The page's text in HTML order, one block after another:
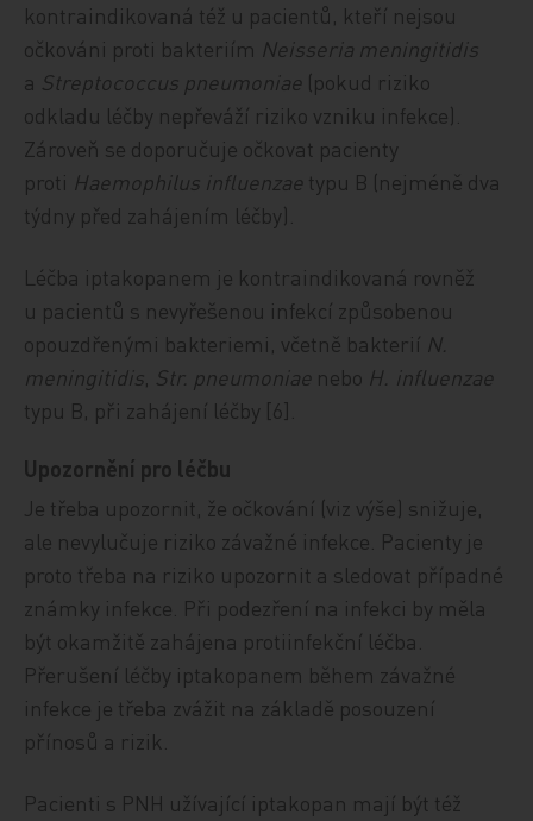
kontraindikovaná též u pacientů, kteří nejsou
očkováni proti bakteriím Neisseria meningitidis
a Streptococcus pneumoniae (pokud riziko
odkladu léčby nepřeváží riziko vzniku infekce).
Zároveň se doporučuje očkovat pacienty
proti Haemophilus influenzae typu B (nejméně dva
týdny před zahájením léčby).
Léčba iptakopanem je kontraindikovaná rovněž
u pacientů s nevyřešenou infekcí způsobenou
opouzdřenými bakteriemi, včetně bakterií N.
meningitidis, Str. pneumoniae nebo H. influenzae
typu B, při zahájení léčby [6].
Upozornění pro léčbu
Je třeba upozornit, že očkování (viz výše) snižuje,
ale nevylučuje riziko závažné infekce. Pacienty je
proto třeba na riziko upozornit a sledovat případné
známky infekce. Při podezření na infekci by měla
být okamžitě zahájena protiinfekční léčba.
Přerušení léčby iptakopanem během závažné
infekce je třeba zvážit na základě posouzení
přínosů a rizik.
Pacienti s PNH užívající iptakopan mají být též